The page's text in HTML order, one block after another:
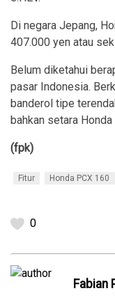
Di negara Jepang,
407.000 yen atau
Belum diketahui
pasar Indonesia.
banderol tipe
bahkan setara
(fpk)
Fitur Honda PCX 160
0
Fabian